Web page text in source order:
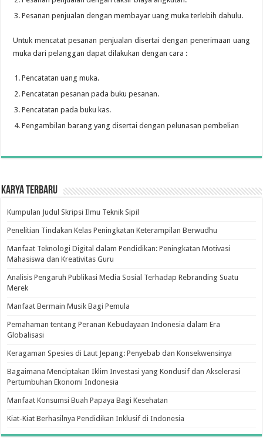
Pesanan penjualan dengan membayar uang muka terlebih dahulu.
Untuk mencatat pesanan penjualan disertai dengan penerimaan uang
muka dari pelanggan dapat dilakukan dengan cara :
Pencatatan uang muka.
Pencatatan pesanan pada buku pesanan.
Pencatatan pada buku kas.
Pengambilan barang yang disertai dengan pelunasan pembelian
Karya Terbaru
Kumpulan Judul Skripsi Ilmu Teknik Sipil
Penelitian Tindakan Kelas Peningkatan Keterampilan Berwudhu
Manfaat Teknologi Digital dalam Pendidikan: Peningkatan Motivasi
Mahasiswa dan Kreativitas Guru
Analisis Pengaruh Publikasi Media Sosial Terhadap Rebranding Suatu
Merek
Manfaat Bermain Musik Bagi Pemula
Pemahaman tentang Peranan Kebudayaan Indonesia dalam Era
Globalisasi
Keragaman Spesies di Laut Jepang: Penyebab dan Konsekwensinya
Bagaimana Menciptakan Iklim Investasi yang Kondusif dan Akselerasi
Pertumbuhan Ekonomi Indonesia
Manfaat Konsumsi Buah Papaya Bagi Kesehatan
Kiat-Kiat Berhasilnya Pendidikan Inklusif di Indonesia